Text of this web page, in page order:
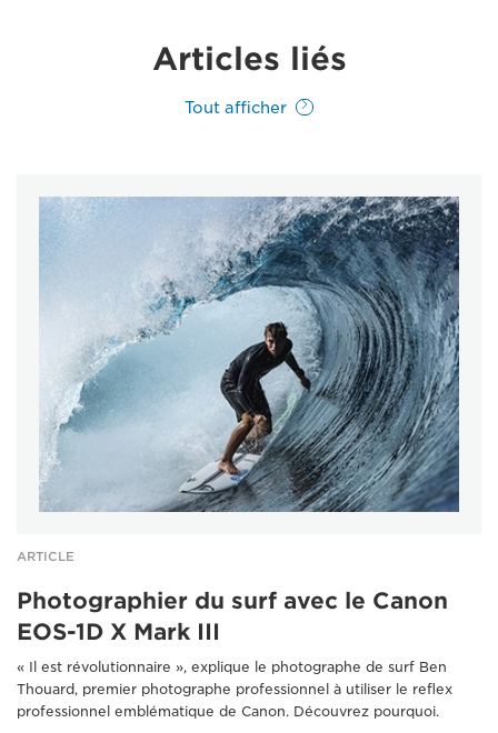
Articles liés
Tout afficher
ARTICLE
Photographier du surf avec le Canon
EOS-1D X Mark III
« Il est révolutionnaire », explique le photographe de surf Ben
Thouard, premier photographe professionnel à utiliser le reflex
professionnel emblématique de Canon. Découvrez pourquoi.